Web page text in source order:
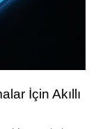
İçin Akıllı